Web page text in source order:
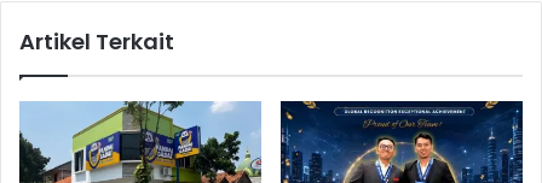
c
t
a
B
u
m
Artikel Terkait